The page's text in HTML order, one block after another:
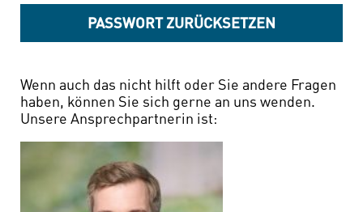
PASSWORT ZURÜCKSETZEN
Wenn auch das nicht hilft oder Sie andere Fragen
haben, können Sie sich gerne an uns wenden.
Unsere Ansprechpartnerin ist: